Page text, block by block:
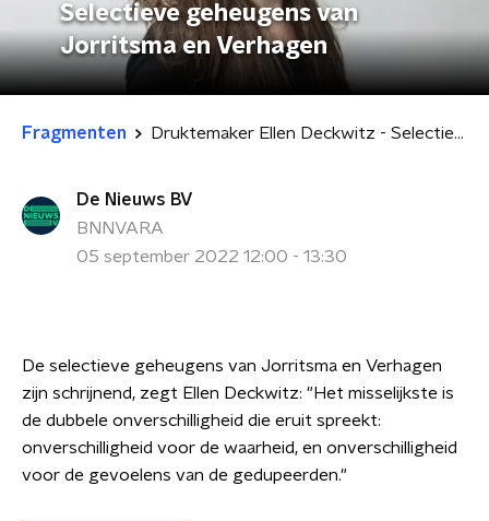
Selectieve geheugens van
Jorritsma en Verhagen
Fragmenten Druktemaker Ellen Deckwitz - Selectieve geheugens van Jorritsma en Verhagen
De Nieuws BV
BNNVARA
05 september 2022 12:00 - 13:30
De selectieve geheugens van Jorritsma en Verhagen
zijn schrijnend, zegt Ellen Deckwitz: "Het misselijkste is
de dubbele onverschilligheid die eruit spreekt:
onverschilligheid voor de waarheid, en onverschilligheid
voor de gevoelens van de gedupeerden."